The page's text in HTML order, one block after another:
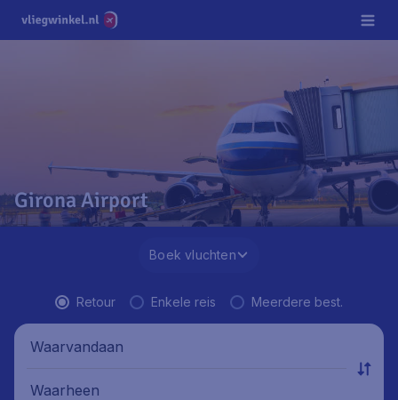
Girona Airport
Boek vluchten
Retour Enkele reis Meerdere best.
Waarvandaan
Waarheen